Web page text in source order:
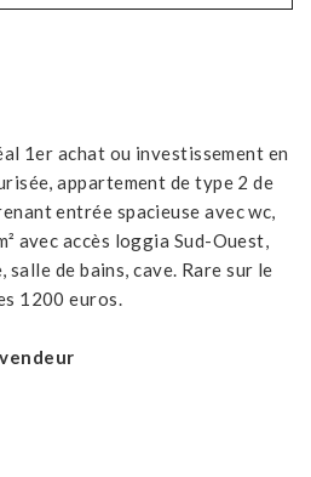
1er achat ou investissement en
appartement de type 2 de
entrée spacieuse avec wc,
avec accès loggia Sud-Ouest,
salle de bains, cave. Rare sur le
1200 euros.